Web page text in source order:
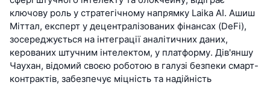
ключову роль у стратегічному напрямку Laika AI. Ашиш
Міттал, експерт у децентралізованих фінансах (DeFi),
зосереджується на інтеграції аналітичних даних,
керованих штучним інтелектом, у платформу. Дів'яншу
Чаухан, відомий своєю роботою в галузі безпеки смарт-
контрактів, забезпечує міцність та надійність